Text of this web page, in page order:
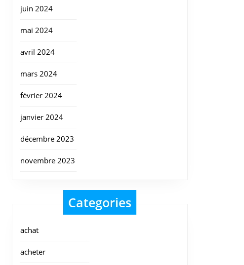
juin 2024
mai 2024
avril 2024
mars 2024
février 2024
janvier 2024
décembre 2023
novembre 2023
Categories
achat
acheter